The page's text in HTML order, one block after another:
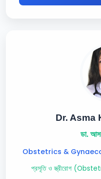
Dr. Asma
ডা.
Obstetrics &
প্রসূতি ও স্ত্রীরোগ